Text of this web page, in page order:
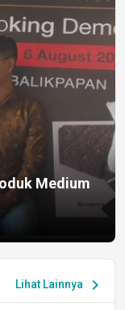
Medium
Lihat Lainnya chevron_right